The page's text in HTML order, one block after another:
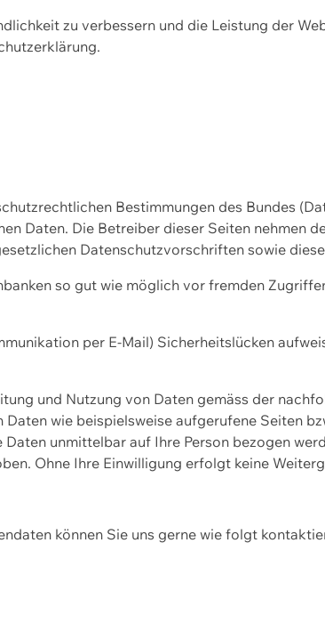
zu verbessern und die Leistung der
Bestimmungen des Bundes
Daten. Die Betreiber dieser Seiten nehmen
Datenschutzvorschriften sowie
so gut wie möglich vor fremden
per E-Mail) Sicherheitslücken
und Nutzung von Daten gemäss der
wie beispielsweise aufgerufene Seiten
unmittelbar auf Ihre Person bezogen
Ohne Ihre Einwilligung erfolgt keine
können Sie uns gerne wie folgt